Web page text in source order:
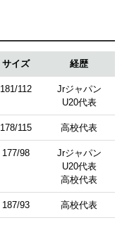
サイズ 経歴
181/112
Jrジャパン
U20代表
178/115 高校代表
177/98
Jrジャパン
U20代表
高校代表
187/93 高校代表